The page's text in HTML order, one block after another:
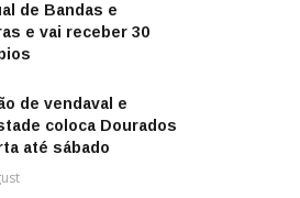
de Bandas e
e vai receber 30
de vendaval e
coloca Dourados
até sábado